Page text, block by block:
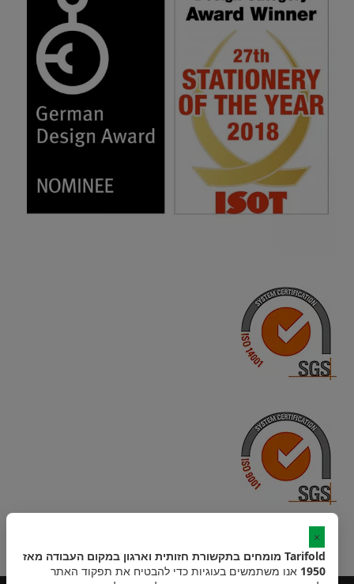
×
Tarifold מומחים בתקשורת חזותית וארגון במקום העבודה מאז
1950 אנו משתמשים בעוגיות כדי להבטיח את תפקוד האתר